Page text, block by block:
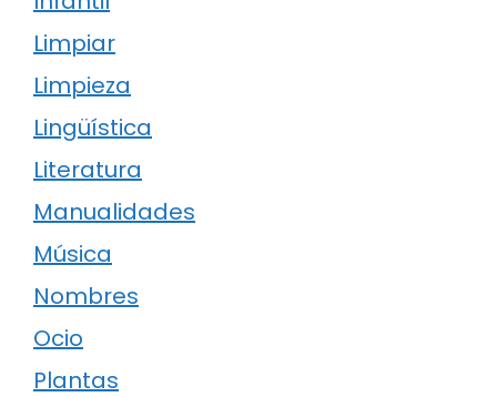
Limpiar
Limpieza
Lingüística
Literatura
Manualidades
Música
Nombres
Ocio
Plantas